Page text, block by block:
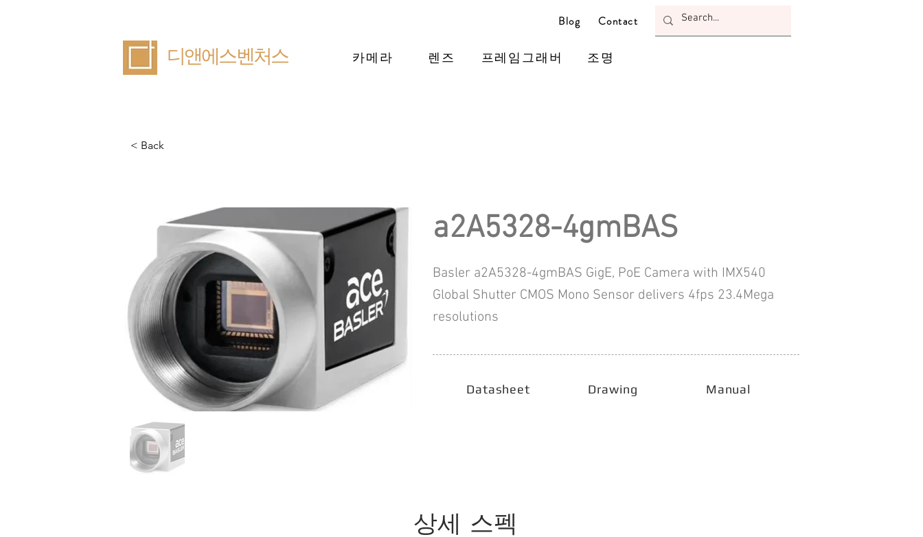
​디앤에스벤처스
Blog Contact
카메라 렌즈 프레임그래버 조명
< Back
a2A5328-4gmBAS
Basler a2A5328-4gmBAS GigE, PoE Camera with IMX540
Global Shutter CMOS Mono Sensor delivers 4fps 23.4Mega
resolutions
Datasheet Drawing Manual
상세 스펙